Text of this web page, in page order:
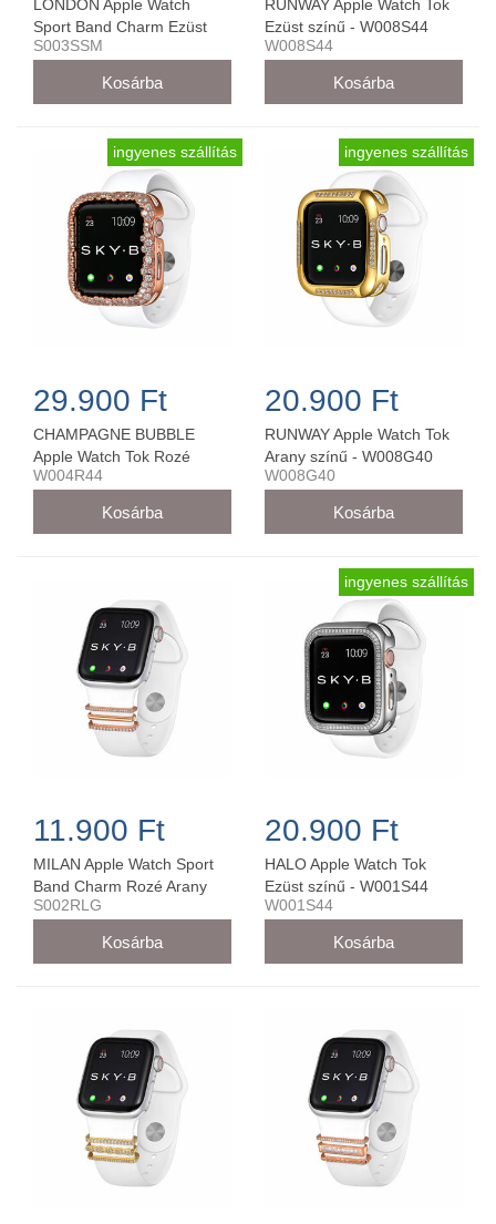
LONDON Apple Watch
Sport Band Charm Ezüst
38MM/40MM - S003SSM
S003SSM
RUNWAY Apple Watch Tok
Ezüst színű - W008S44
W008S44
ingyenes szállítás
29.900 Ft
CHAMPAGNE BUBBLE
Apple Watch Tok Rozé
Arany színű - W004R44
W004R44
ingyenes szállítás
20.900 Ft
RUNWAY Apple Watch Tok
Arany színű - W008G40
W008G40
11.900 Ft
MILAN Apple Watch Sport
Band Charm Rozé Arany
42MM/44MM - S002RLG
S002RLG
ingyenes szállítás
20.900 Ft
HALO Apple Watch Tok
Ezüst színű - W001S44
W001S44